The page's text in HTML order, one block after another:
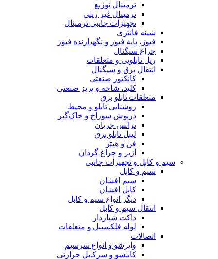
ترمینال توزیع
ترمینال غیر ریلی
تجهیزات جانبی ترمینال
شینه فانتزی
فیوز، پایه فیوز و نگهدارنده فیوز
چراغ سیگنال
ریل تابلویی و متعلقات
انتقال برق و سیگنال
کانکتور صنعتی
کلید، شاخه و پریز صنعتی
متعلقات تابلو برق
روشنایی تابلو و محیط
درپوش سوراخ و خاک‌گیر
ترانس جریان
لیبل تابلو برق
فن و هیتر
آژیر و چراغ گردان
سیم و کابل و تجهیزات جانبی
سیم و کابل
سیم افشان
کابل افشان
دیگر انواع سیم و کابل
انتقال سیم و کابل
داکت شیاردار
لوله فلکسیبل و متعلقات
اتصالات
وایرشو و انواع سرسیم
کابلشو و سرکابل حرارتی